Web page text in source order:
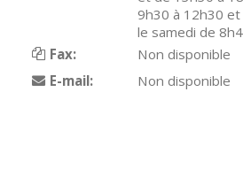
9h30 à 12h30
le samedi de
Fax:
Non disponible
E-mail:
Non disponible